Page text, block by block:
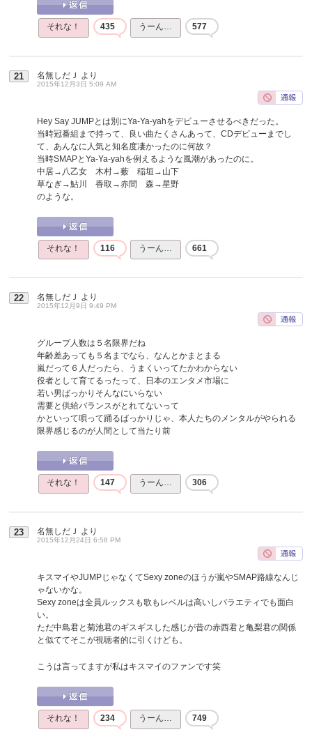
それな！ 435 うーん… 577
21 名無しだＪ より
2015年12月3日 5:09 AM
Hey Say JUMPとは別にYa-Ya-yahをデビューさせるべきだった。
当時冠番組まで持って、良い曲たくさんあって、CDデビューまでし
て、あんなに人気と知名度凄かったのに何故？
当時SMAPとYa-Ya-yahを例えるような風潮があったのに。
中居→八乙女 木村→薮 稲垣→山下
草なぎ→鮎川 香取→赤間 森→星野
のような。
それな！ 116 うーん… 661
22 名無しだＪ より
2015年12月9日 9:49 PM
グループ人数は５名限界だね
年齢差あっても５名までなら、なんとかまとまる
嵐だって６人だったら、うまくいってたかわからない
役者として育てるったって、日本のエンタメ市場に
若い男ばっかりそんなにいらない
需要と供給バランスがとれてないって
かといって唄って踊るばっかりじゃ、本人たちのメンタルがやられる
限界感じるのが人間として当たり前
それな！ 147 うーん… 306
23 名無しだＪ より
2015年12月24日 6:58 PM
キスマイやJUMPじゃなくてSexy zoneのほうが嵐やSMAP路線なんじ
ゃないかな。
Sexy zoneは全員ルックスも歌もレベルは高いしバラエティでも面白
い。
ただ中島君と菊池君のギスギスした感じが昔の赤西君と亀梨君の関係
と似ててそこが視聴者的に引くけども。
こうは言ってますが私はキスマイのファンです笑
それな！ 234 うーん… 749